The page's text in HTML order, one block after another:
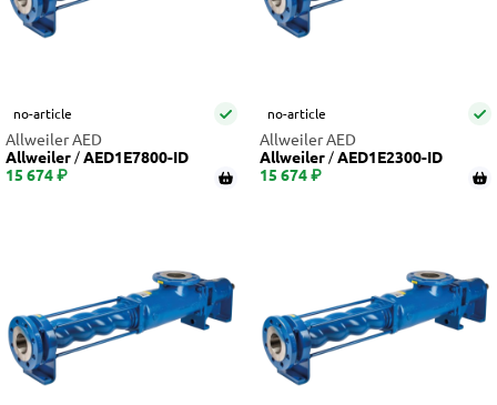
no-article
Allweiler AED
Allweiler
AED1E7800-ID
15 674 ₽
no-article
Allweiler AED
Allweiler
AED1E2300-ID
15 674 ₽